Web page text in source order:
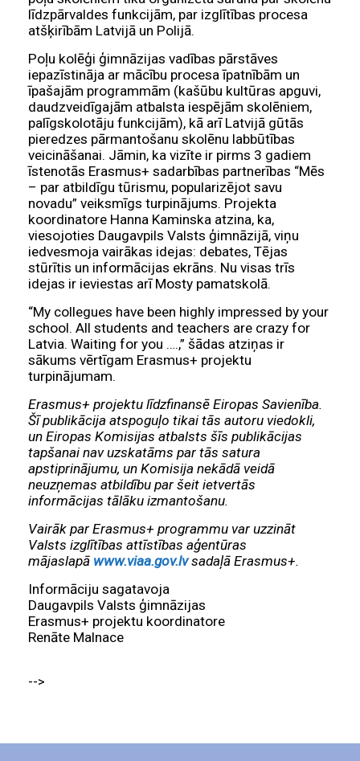
līdzpārvaldes funkcijām, par izglītības procesa
atšķirībām Latvijā un Polijā.
Poļu kolēģi ģimnāzijas vadības pārstāves
iepazīstināja ar mācību procesa īpatnībām un
īpašajām programmām (kašūbu kultūras apguvi,
daudzveidīgajām atbalsta iespējām skolēniem,
palīgskolotāju funkcijām), kā arī Latvijā gūtās
pieredzes pārmantošanu skolēnu labbūtības
veicināšanai. Jāmin, ka vizīte ir pirms 3 gadiem
īstenotās Erasmus+ sadarbības partnerības “Mēs
– par atbildīgu tūrismu, popularizējot savu
novadu” veiksmīgs turpinājums. Projekta
koordinatore Hanna Kaminska atzina, ka,
viesojoties Daugavpils Valsts ģimnāzijā, viņu
iedvesmoja vairākas idejas: debates, Tējas
stūrītis un informācijas ekrāns. Nu visas trīs
idejas ir ieviestas arī Mosty pamatskolā.
“My collegues have been highly impressed by your
school. All students and teachers are crazy for
Latvia. Waiting for you ….,” šādas atziņas ir
sākums vērtīgam Erasmus+ projektu
turpinājumam.
Erasmus+ projektu līdzfinansē Eiropas Savienība.
Šī publikācija atspoguļo tikai tās autoru viedokli,
un Eiropas Komisijas atbalsts šīs publikācijas
tapšanai nav uzskatāms par tās satura
apstiprinājumu, un Komisija nekādā veidā
neuzņemas atbildību par šeit ietvertās
informācijas tālāku izmantošanu.
Vairāk par Erasmus+ programmu var uzzināt
Valsts izglītības attīstības aģentūras
mājaslapā www.viaa.gov.lvsadaļā Erasmus+.
Informāciju sagatavoja
Daugavpils Valsts ģimnāzijas
Erasmus+ projektu koordinatore
Renāte Malnace
-->